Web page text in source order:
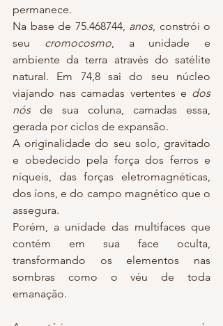
permanece.
Na base de 75.468744, anos, constrói o
seu cromocosmo, a unidade e
ambiente da terra através do satélite
natural. Em 74,8 sai do seu núcleo
viajando nas camadas vertentes e dos
nós de sua coluna, camadas essa,
gerada por ciclos de expansão.
A originalidade do seu solo, gravitado
e obedecido pela força dos ferros e
níqueis, das forças eletromagnéticas,
dos íons, e do campo magnético que o
assegura.
Porém, a unidade das multifaces que
contém em sua face oculta,
transformando os elementos nas
sombras como o véu de toda
emanação.